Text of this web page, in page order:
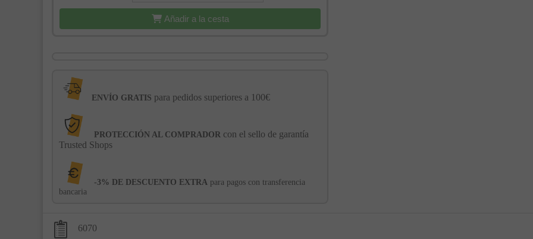
Añadir a la cesta
ENVÍO GRATIS para pedidos superiores a 100€
PROTECCIÓN AL COMPRADOR con el sello de garantía
Trusted Shops
-3% DE DESCUENTO EXTRA para pagos con transferencia
bancaria
6070